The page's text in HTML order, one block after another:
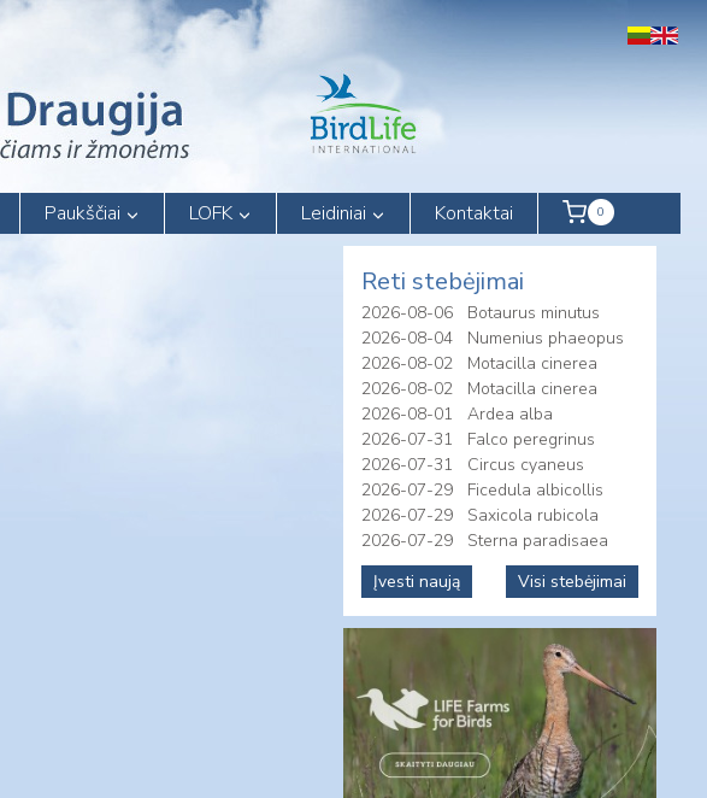
Paukščiai LOFK Leidiniai Kontaktai 0
Reti stebėjimai
2026-08-06
Botaurus minutus
2026-08-04
Numenius phaeopus
2026-08-02
Motacilla cinerea
2026-08-02
Motacilla cinerea
2026-08-01
Ardea alba
2026-07-31
Falco peregrinus
2026-07-31
Circus cyaneus
2026-07-29
Ficedula albicollis
2026-07-29
Saxicola rubicola
2026-07-29
Sterna paradisaea
Įvesti naują
Visi stebėjimai